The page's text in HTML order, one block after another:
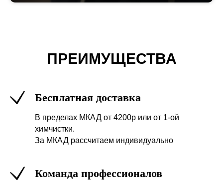
ПРЕИМУЩЕСТВА
Бесплатная доставка
В пределах МКАД от 4200р или от 1-ой
химчистки.
За МКАД рассчитаем индивидуально
Команда профессионалов